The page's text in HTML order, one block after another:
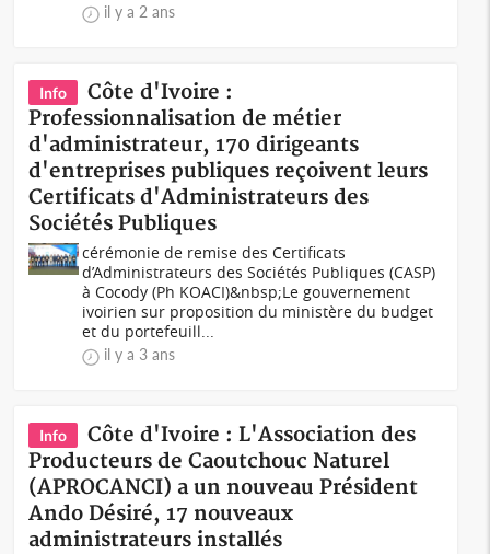
il y a 2 ans
Info
Côte d'Ivoire :
Professionnalisation de métier
d'administrateur, 170 dirigeants
d'entreprises publiques reçoivent leurs
Certificats d'Administrateurs des
Sociétés Publiques
cérémonie de remise des Certificats
d’Administrateurs des Sociétés Publiques (CASP)
à Cocody (Ph KOACI)&nbsp;Le gouvernement
ivoirien sur proposition du ministère du budget
et du portefeuill...
il y a 3 ans
Info
Côte d'Ivoire : L'Association des
Producteurs de Caoutchouc Naturel
(APROCANCI) a un nouveau Président
Ando Désiré, 17 nouveaux
administrateurs installés